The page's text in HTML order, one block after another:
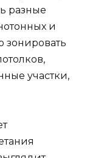
разные
и
зонировать
участки,